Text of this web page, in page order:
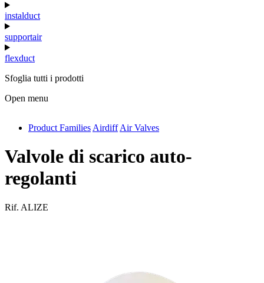
instalduct
supportair
flexduct
Sfoglia tutti i prodotti
Open menu
antivib
isolfix
airdiff
supportair
Product Families Airdiff Air Valves
Valvole di scarico auto-
regolanti
Rif. ALIZE